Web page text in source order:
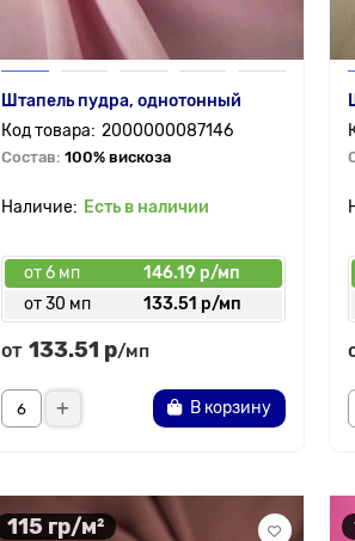
Штапель пудра, однотонный
2000000087146
Состав: 100% вискоза
Есть в наличии
от 6 мп
146.19 р/мп
от 30 мп
133.51 р/мп
от 133.51 р/мп
В корзину
115 гр/м²